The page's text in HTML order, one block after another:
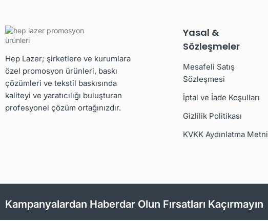
Hep Lazer; şirketlere ve kurumlara
özel promosyon ürünleri, baskı
çözümleri ve tekstil baskısında
kaliteyi ve yaratıcılığı buluşturan
profesyonel çözüm ortağınızdır.
Yasal &
Sözleşmeler
Mesafeli Satış
Sözleşmesi
İptal ve İade Koşulları
Gizlilik Politikası
KVKK Aydınlatma Metni
Kampanyalardan Haberdar Olun Fırsatları Kaçırmayın